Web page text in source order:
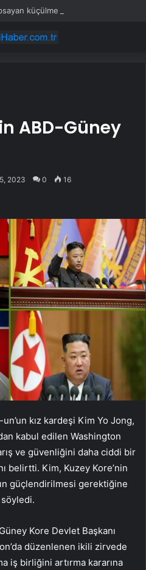
küçülme planını onayladı
ABD-Güney
2023 0 16
kız kardeşi Kim Yo Jong,
kabul edilen Washington
ve güvenliğini daha ciddi bir
belirtti. Kim, Kuzey Kore’nin
güçlendirilmesi gerektiğine
Kore Devlet Başkanı
düzenlenen ikili zirvede
iş birliğini artırma kararına